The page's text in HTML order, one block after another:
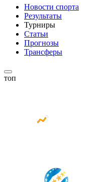
Новости спорта
Результаты
Турниры
Статьи
Прогнозы
Трансферы
топ